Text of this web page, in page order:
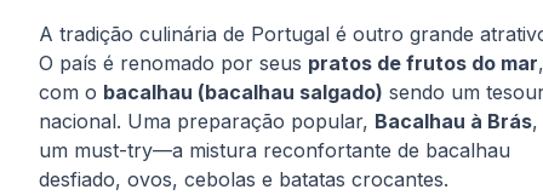
A tradição culinária de Portugal é outro grande
O país é renomado por seus pratos de frutos do mar,
com o bacalhau (bacalhau salgado) sendo um
nacional. Uma preparação popular, Bacalhau à Brás,
um must-try—a mistura reconfortante de bacalhau
desfiado, ovos, cebolas e batatas crocantes.